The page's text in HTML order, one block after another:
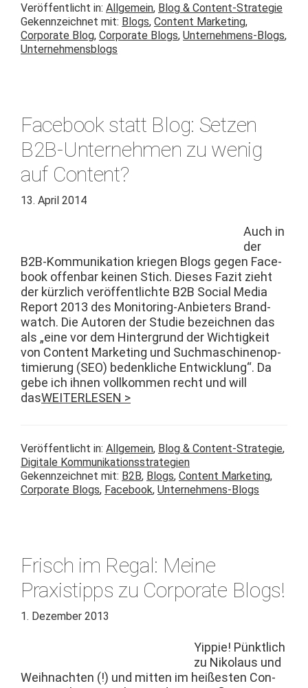
Veröffentlicht in: Allgemein, Blog & Content-Strategie
Gekennzeichnet mit: Blogs, Content Marketing,
Corporate Blog, Corporate Blogs, Unternehmens-Blogs,
Unternehmensblogs
Facebook statt Blog: Setzen
B2B-Unternehmen zu wenig
auf Content?
13. April 2014
Auch in
der
B2B-Kom­­mu­nika­­tion kriegen Blogs gegen Face­
book offen­bar keinen Stich. Dieses Faz­it zieht
der kür­zlich veröf­fentlichte B2B Social Media
Report 2013 des Mon­i­­tor­ing-Anbi­eters Brand­
watch. Die Autoren der Studie beze­ich­nen das
als „eine vor dem Hin­ter­grund der Wichtigkeit
von Con­tent Mar­ket­ing und Such­maschi­nenop­
ti­mierung (SEO) beden­kliche Entwick­lung“. Da
gebe ich ihnen vol­lkom­men recht und will
dasWEITERLESEN >
Veröffentlicht in: Allgemein, Blog & Content-Strategie,
Digitale Kommunikationsstrategien
Gekennzeichnet mit: B2B, Blogs, Content Marketing,
Corporate Blogs, Facebook, Unternehmens-Blogs
Frisch im Regal: Meine
Praxistipps zu Corporate Blogs!
1. Dezember 2013
Yip­pie! Pünk­tlich
zu Niko­laus und
Wei­h­nacht­en (!) und mit­ten im heißesten Con­­